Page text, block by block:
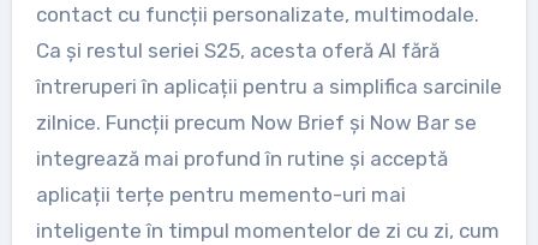
contact cu funcții personalizate, multimodale.
Ca și restul seriei S25, acesta oferă AI fără
întreruperi în aplicații pentru a simplifica sarcinile
zilnice. Funcții precum Now Brief și Now Bar se
integrează mai profund în rutine și acceptă
aplicații terțe pentru memento-uri mai
inteligente în timpul momentelor de zi cu zi, cum